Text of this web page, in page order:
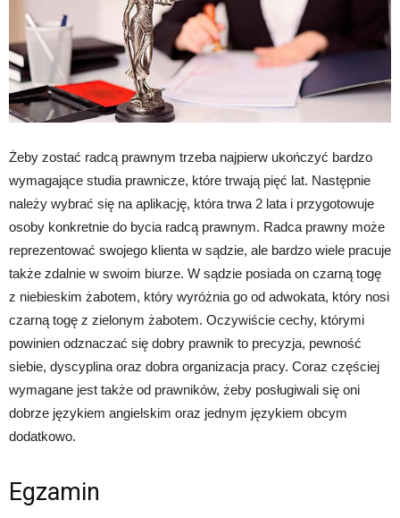
Żeby zostać radcą prawnym trzeba najpierw ukończyć bardzo
wymagające studia prawnicze, które trwają pięć lat. Następnie
należy wybrać się na aplikację, która trwa 2 lata i przygotowuje
osoby konkretnie do bycia radcą prawnym. Radca prawny może
reprezentować swojego klienta w sądzie, ale bardzo wiele pracuje
także zdalnie w swoim biurze. W sądzie posiada on czarną togę
z niebieskim żabotem, który wyróżnia go od adwokata, który nosi
czarną togę z zielonym żabotem. Oczywiście cechy, którymi
powinien odznaczać się dobry prawnik to precyzja, pewność
siebie, dyscyplina oraz dobra organizacja pracy. Coraz częściej
wymagane jest także od prawników, żeby posługiwali się oni
dobrze językiem angielskim oraz jednym językiem obcym
dodatkowo.
Egzamin